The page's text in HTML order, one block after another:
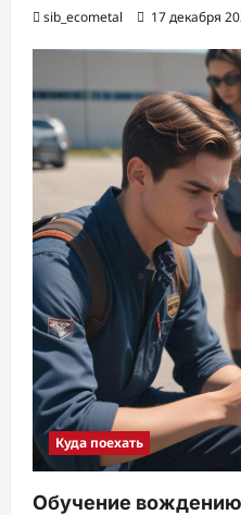
sib_ecometal 17 декабря
Куда поехать
Обучение